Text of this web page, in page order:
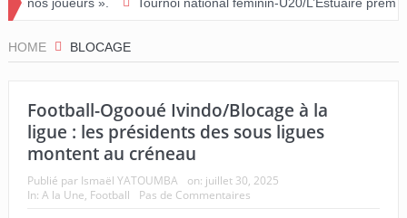
HOME BLOCAGE
Football-Ogooué Ivindo/Blocage à la
ligue : les présidents des sous ligues
montent au créneau
Publié par Ismaël YATOUMBA on: juillet 30, 2025
In: A la Une, Football Pas de Commentaires